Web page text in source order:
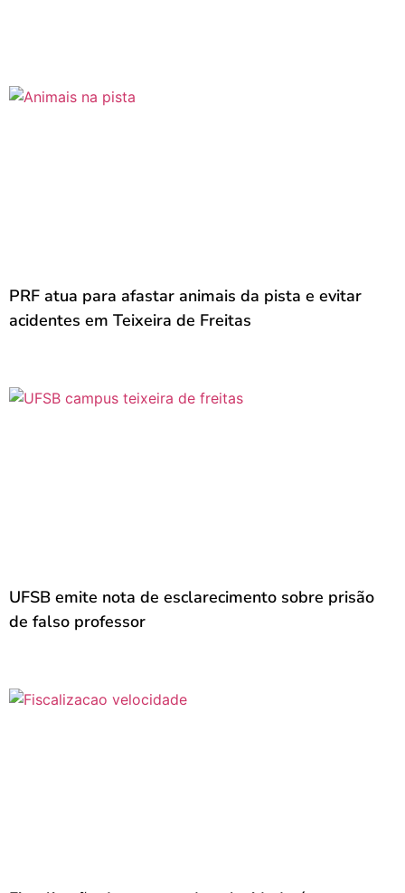
PRF atua para afastar animais da pista e evitar
acidentes em Teixeira de Freitas
UFSB emite nota de esclarecimento sobre prisão
de falso professor